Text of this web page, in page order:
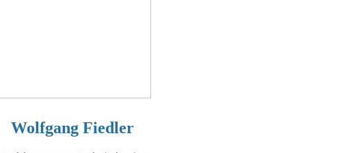
Wolfgang Fiedler